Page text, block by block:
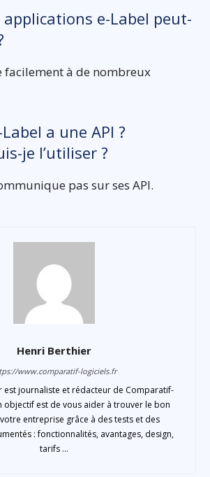
applications e-Label peut-
facilement à de nombreux
a une API ?
je l’utiliser ?
pas sur ses API.
Henri Berthier
www.comparatif-logiciels.fr
est journaliste et rédacteur de Comparatif-
objectif est de vous aider à trouver le bon
entreprise grâce à des tests et des
: fonctionnalités, avantages, design,
tarifs ...